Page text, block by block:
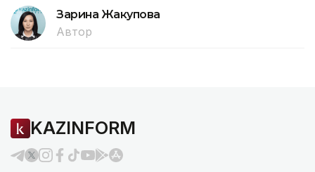
Зарина Жакупова
Автор
KAZINFORM